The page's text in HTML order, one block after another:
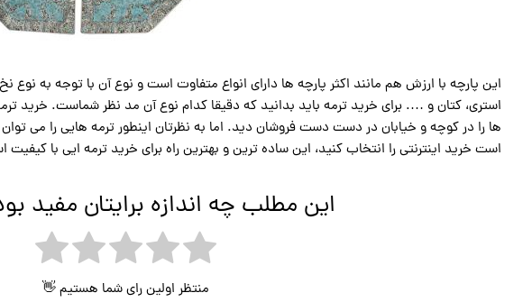
این پارچه با ارزش هم مانند اکثر پارچه ها دارای انواع متفاوت است و نوع آن با توجه به
استری، کتان و …. برای خرید ترمه باید بدانید که دقیقا کدام نوع آن مد نظر شماست. خرید
ها را در کوچه و خیابان در دست دست فروشان دید. اما به نظرتان اینطور ترمه هایی را می
است خرید اینترنتی را انتخاب کنید، این ساده ترین و بهترین راه برای خرید ترمه ایی با
این مطلب چه اندازه برایتان مفید
منتظر اولین رای شما هستیم 👋